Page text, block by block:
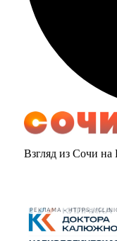
Взгляд из Сочи
РЕКЛАМА • HTTPS://